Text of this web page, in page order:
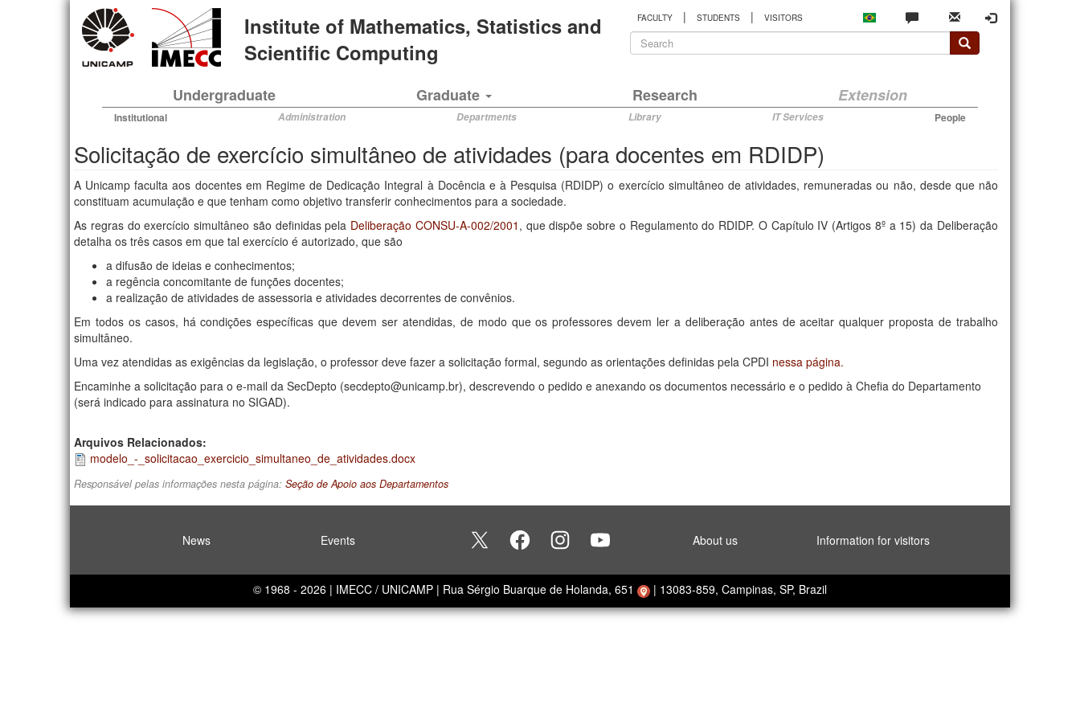
Institute of Mathematics, Statistics and
Scientific Computing
FACULTY | STUDENTS | VISITORS
Search
Undergraduate Graduate Research Extension
Institutional Administration Departments Library IT Services People
Solicitação de exercício simultâneo de atividades (para docentes em RDIDP)
A Unicamp faculta aos docentes em Regime de Dedicação Integral à Docência e à Pesquisa (RDIDP) o exercício simultâneo de atividades, remuneradas ou não, desde que não
constituam acumulação e que tenham como objetivo transferir conhecimentos para a sociedade.
As regras do exercício simultâneo são definidas pela Deliberação CONSU-A-002/2001 , que dispõe sobre o Regulamento do RDIDP. O Capítulo IV (Artigos 8º a 15) da Deliberação
detalha os três casos em que tal exercício é autorizado, que são
a difusão de ideias e conhecimentos;
a regência concomitante de funções docentes;
a realização de atividades de assessoria e atividades decorrentes de convênios.
Em todos os casos, há condições específicas que devem ser atendidas, de modo que os professores devem ler a deliberação antes de aceitar qualquer proposta de trabalho
simultâneo.
Uma vez atendidas as exigências da legislação, o professor deve fazer a solicitação formal, segundo as orientações definidas pela CPDI nessa página.
Encaminhe a solicitação para o e-mail da SecDepto (secdepto@unicamp.br), descrevendo o pedido e anexando os documentos necessário e o pedido à Chefia do Departamento
(será indicado para assinatura no SIGAD).
Arquivos Relacionados:
modelo_-_solicitacao_exercicio_simultaneo_de_atividades.docx
Responsável pelas informações nesta página: Seção de Apoio aos Departamentos
News Events About us Information for visitors
© 1968 - 2026 | IMECC / UNICAMP | Rua Sérgio Buarque de Holanda, 651 | 13083-859, Campinas, SP, Brazil